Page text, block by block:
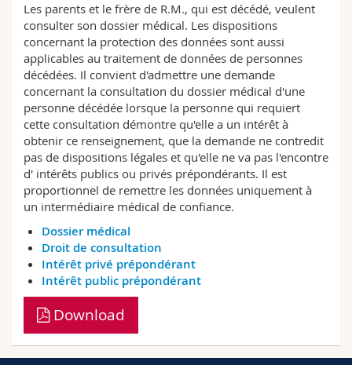
Sciences et médecine
Interfacultaire
Collaborateurs
Doctorants
Webmail
Programme des cours
MyUnifr
Les parents et le frère de R.M., qui est décédé, veulent
consulter son dossier médical. Les dispositions
concernant la protection des données sont aussi
applicables au traitement de données de personnes
décédées. Il convient d'admettre une demande
concernant la consultation du dossier médical d'une
personne décédée lorsque la personne qui requiert
cette consultation démontre qu'elle a un intérêt à
obtenir ce renseignement, que la demande ne contredit
pas de dispositions légales et qu'elle ne va pas l'encontre
d' intérêts publics ou privés prépondérants. Il est
proportionnel de remettre les données uniquement à
un intermédiaire médical de confiance.
Dossier médical
Droit de consultation
Intérêt privé prépondérant
Intérêt public prépondérant
Download